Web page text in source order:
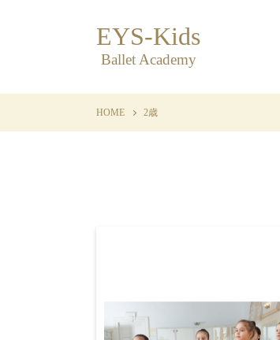
EYS-Kids
Ballet Academy
HOME 2歳